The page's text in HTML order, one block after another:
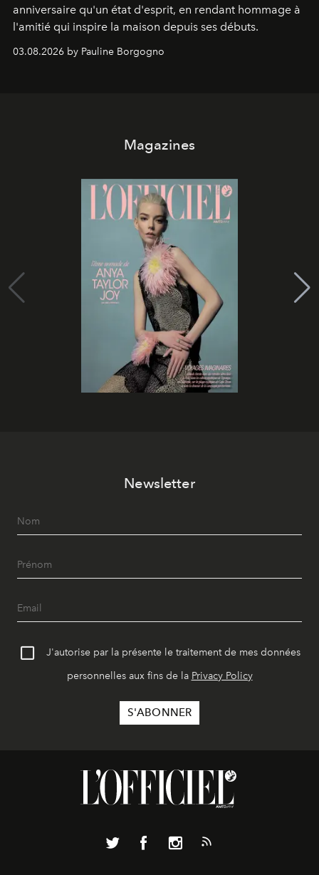
anniversaire qu'un état d'esprit, en rendant hommage à
l'amitié qui inspire la maison depuis ses débuts.
03.08.2026 by Pauline Borgogno
Magazines
Newsletter
J'autorise par la présente le traitement de mes données
personnelles aux fins de la Privacy Policy